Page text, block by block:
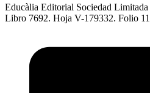
Educàlia Editorial Sociedad
Libro 7692. Hoja V-179332. Folio